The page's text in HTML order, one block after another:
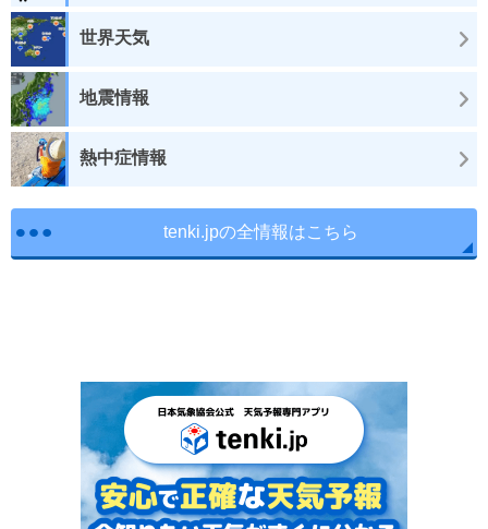
世界天気
地震情報
熱中症情報
tenki.jpの全情報はこちら